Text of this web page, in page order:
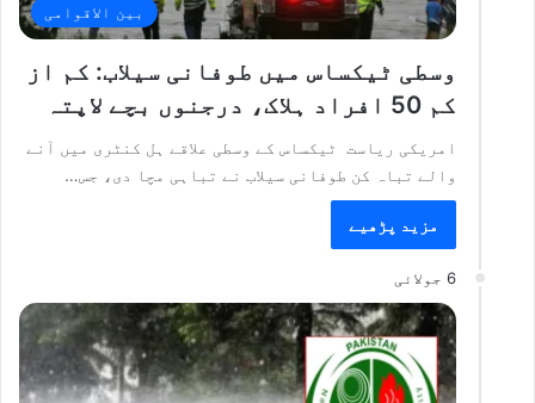
بین الاقوامی
وسطی ٹیکساس میں طوفانی سیلاب: کم از
کم 50 افراد ہلاک، درجنوں بچے لاپتہ
امریکی ریاست ٹیکساس کے وسطی علاقے ہل کنٹری میں آنے
والے تباہ کن طوفانی سیلاب نے تباہی مچا دی، جس…
مزید پڑھیے
6 جولائی